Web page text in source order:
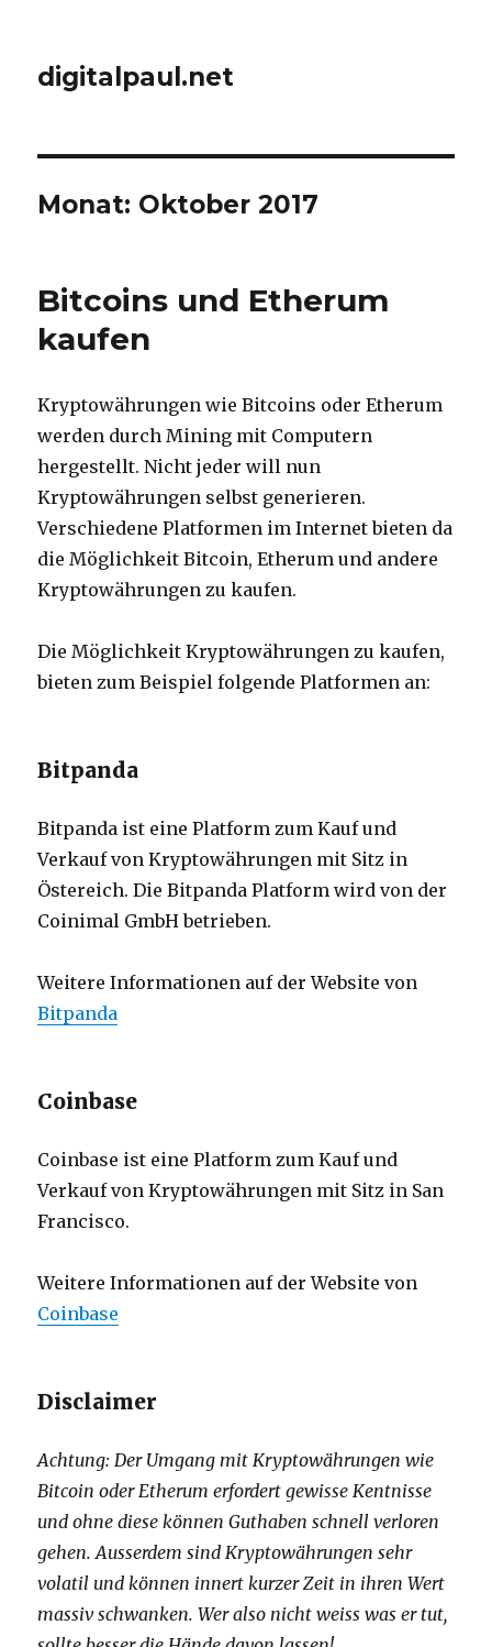
digitalpaul.net
Monat: Oktober 2017
Bitcoins und Etherum
kaufen
Kryptowährungen wie Bitcoins oder Etherum
werden durch Mining mit Computern
hergestellt. Nicht jeder will nun
Kryptowährungen selbst generieren.
Verschiedene Platformen im Internet bieten da
die Möglichkeit Bitcoin, Etherum und andere
Kryptowährungen zu kaufen.
Die Möglichkeit Kryptowährungen zu kaufen,
bieten zum Beispiel folgende Platformen an:
Bitpanda
Bitpanda ist eine Platform zum Kauf und
Verkauf von Kryptowährungen mit Sitz in
Östereich. Die Bitpanda Platform wird von der
Coinimal GmbH betrieben.
Weitere Informationen auf der Website von
Bitpanda
Coinbase
Coinbase ist eine Platform zum Kauf und
Verkauf von Kryptowährungen mit Sitz in San
Francisco.
Weitere Informationen auf der Website von
Coinbase
Disclaimer
Achtung: Der Umgang mit Kryptowährungen wie
Bitcoin oder Etherum erfordert gewisse Kentnisse
und ohne diese können Guthaben schnell verloren
gehen. Ausserdem sind Kryptowährungen sehr
volatil und können innert kurzer Zeit in ihren Wert
massiv schwanken. Wer also nicht weiss was er tut,